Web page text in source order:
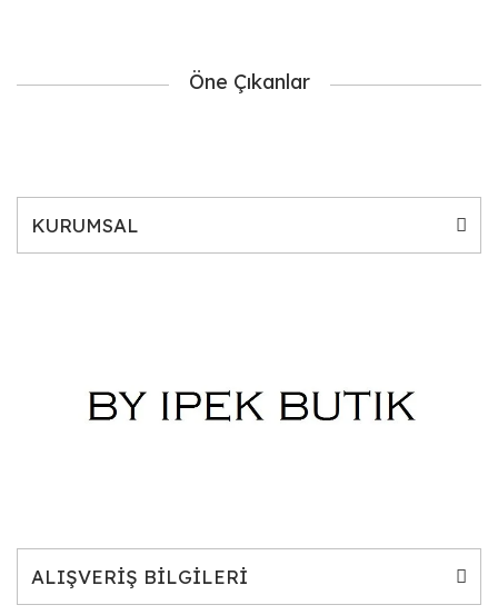
Öne Çıkanlar
KURUMSAL
ALIŞVERİŞ BİLGİLERİ